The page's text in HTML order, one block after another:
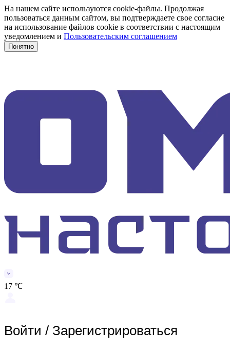
На нашем сайте используются cookie-файлы. Продолжая
пользоваться данным сайтом, вы подтверждаете свое согласие
на использование файлов cookie в соответствии с настоящим
уведомлением и Пользовательским соглашением
Понятно
17 ℃
Войти / Зарегистрироваться